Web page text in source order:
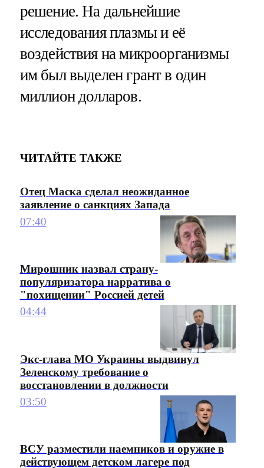
решение. На дальнейшие
исследования плазмы и её
воздействия на микроорганизмы
им был выделен грант в один
миллион долларов.
ЧИТАЙТЕ ТАКЖЕ
Отец Маска сделал неожиданное
заявление о санкциях Запада
07:40
Мирошник назвал страну-
популяризатора нарратива о
"похищении" Россией детей
04:44
Экс-глава МО Украины выдвинул
Зеленскому требование о
восстановлении в должности
03:50
ВСУ разместили наемников и оружие в
действующем детском лагере под